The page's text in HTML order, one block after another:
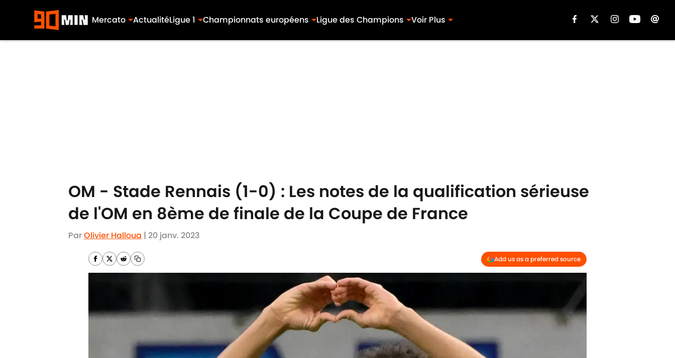
Mercato ActualitéLigue 1 Championnats européens Ligue des Champions Voir Plus
OM - Stade Rennais (1-0) : Les notes de la qualification sérieuse
de l'OM en 8ème de finale de la Coupe de France
ParOlivier Halloua | 20 janv. 2023
Add us as a preferred source